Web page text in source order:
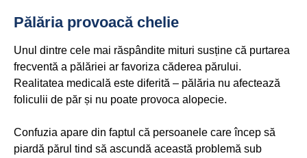
Pălăria provoacă chelie
Unul dintre cele mai răspândite mituri susține că purtarea
frecventă a pălăriei ar favoriza căderea părului.
Realitatea medicală este diferită – pălăria nu afectează
foliculii de păr și nu poate provoca alopecie.
Confuzia apare din faptul că persoanele care încep să
piardă părul tind să ascundă această problemă sub